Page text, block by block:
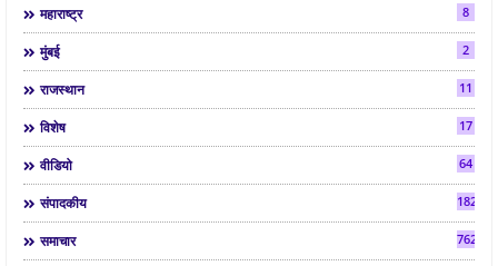
महाराष्ट्र 8
मुंबई 2
राजस्थान 11
विशेष 17
वीडियो 64
संपादकीय 182
समाचार 7624